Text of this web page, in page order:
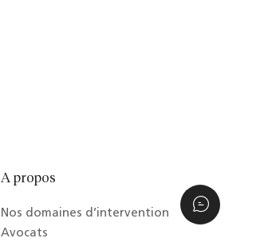
A propos
Nos domaines d’intervention
Avocats